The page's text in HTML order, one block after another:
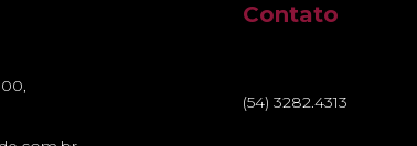
Contato
(54) 3282.4313